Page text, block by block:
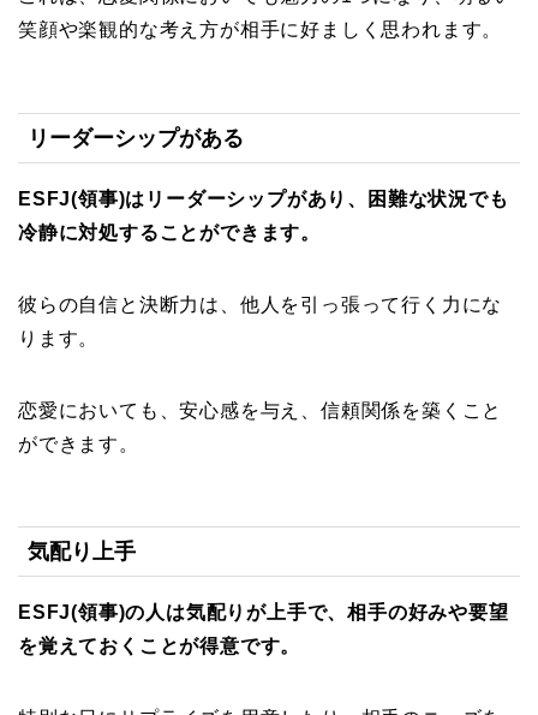
笑顔や楽観的な考え方が相手に好ましく思われます。
リーダーシップがある
ESFJ(領事)はリーダーシップがあり、困難な状況でも
冷静に対処することができます。
彼らの自信と決断力は、他人を引っ張って行く力にな
ります。
恋愛においても、安心感を与え、信頼関係を築くこと
ができます。
気配り上手
ESFJ(領事)の人は気配りが上手で、相手の好みや要望
を覚えておくことが得意です。